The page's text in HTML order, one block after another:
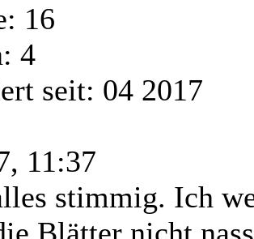
16
4
seit: 04 2017
11:37
stimmig. Ich
Blätter nicht